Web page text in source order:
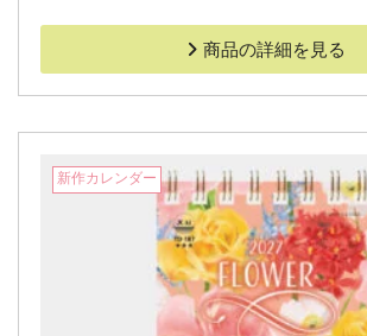
商品の詳細を見る
新作カレンダー